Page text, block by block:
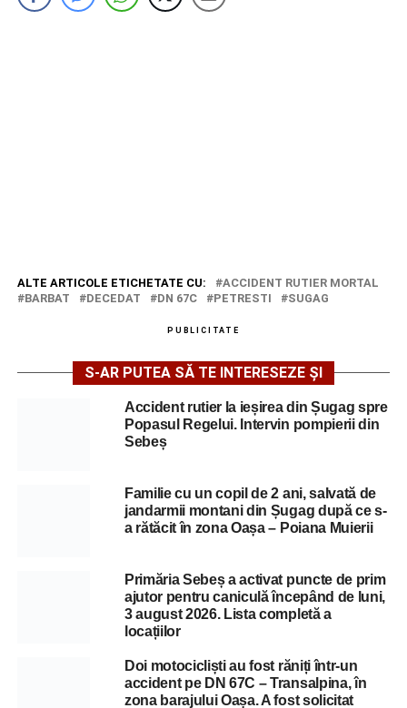
ALTE ARTICOLE ETICHETATE CU:
ACCIDENT RUTIER MORTAL
BARBAT
DECEDAT DN 67C PETRESTI SUGAG
PUBLICITATE
S-AR PUTEA SĂ TE INTERESEZE ȘI
Accident rutier la ieșirea din Șugag spre
Popasul Regelui. Intervin pompierii din
Sebeș
Familie cu un copil de 2 ani, salvată de
jandarmii montani din Șugag după ce s-
a rătăcit în zona Oașa – Poiana Muierii
Primăria Sebeș a activat puncte de prim
ajutor pentru caniculă începând de luni,
3 august 2026. Lista completă a
locațiilor
Doi motocicliști au fost răniți într-un
accident pe DN 67C – Transalpina, în
zona barajului Oașa. A fost solicitat